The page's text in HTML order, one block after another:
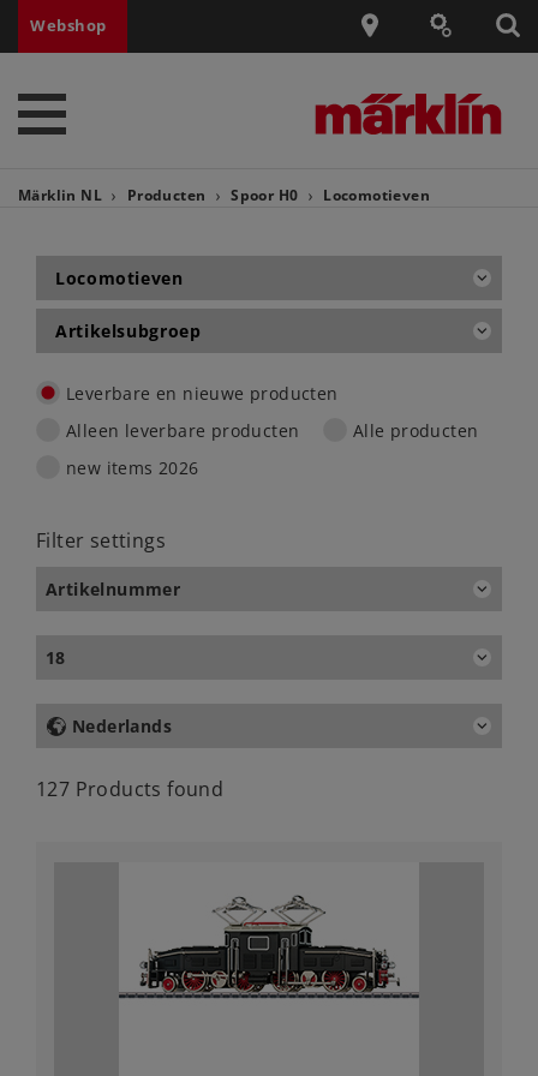
Webshop
Märklin NL Producten Spoor H0 Locomotieven
Locomotieven
Artikelsubgroep
Leverbare en nieuwe producten
Alleen leverbare producten
Alle producten
new items 2026
Filter settings
Artikelnummer
18
Nederlands
127 Products found